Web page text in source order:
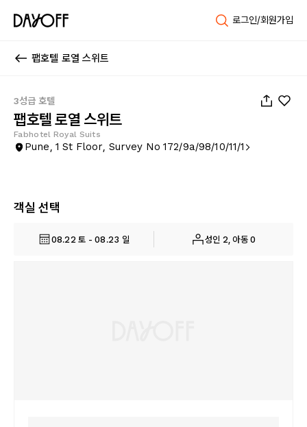
로그인/회원가입
팹호텔 로열 스위트
3성급 호텔
팹호텔 로열 스위트
Fabhotel Royal Suits
Pune, 1 St Floor, Survey No 172/9a/98/10/11/1
객실 선택
08.22 토 - 08.23 일 성인 2, 아동 0